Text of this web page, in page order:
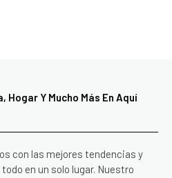
Y Mucho Más En Aquí
con las mejores tendencias y
todo en un solo lugar. Nuestro